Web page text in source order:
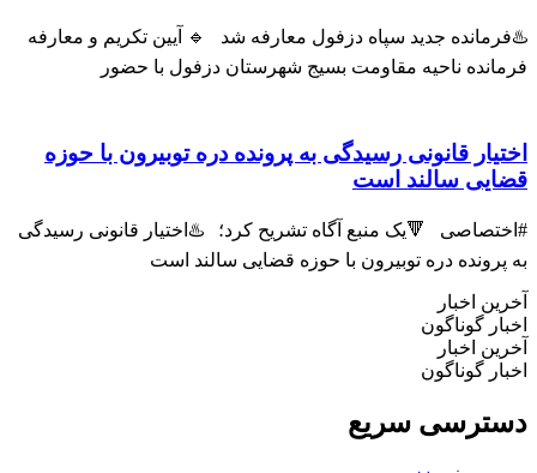
جدید سپاه دزفول معارفه شد 🔹 آیین تکریم و معارفه
ناحیه مقاومت بسیج شهرستان دزفول با حضور
قانونی رسیدگی به پرونده دره توبیرون با حوزه
سالند است
🔻یک منبع آگاه تشریح کرد؛ ♨️اختیار قانونی رسیدگی
دره توبیرون با حوزه قضایی سالند است
اخبار
گوناگون
اخبار
گوناگون
سریع